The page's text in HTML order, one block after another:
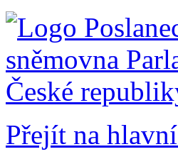
Přejít na